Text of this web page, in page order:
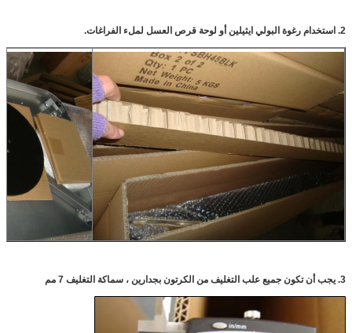
2. استخدام رغوة البولي ايثيلين أو لوحة قرص العسل لملء الفراغات.
3. يجب أن تكون جميع علب التغليف من الكرتون بجدارين ، سماكة التغليف 7 مم